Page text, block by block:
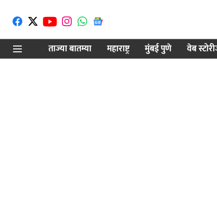
ताज्या बातम्या महाराष्ट्र मुंबई पुणे वेब